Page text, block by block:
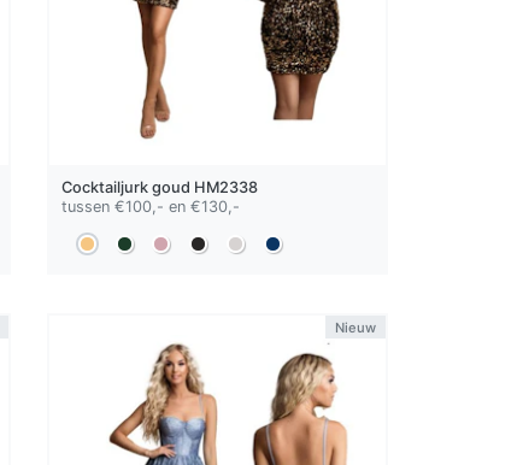
Cocktailjurkgoud HM2338
tussen €100,- en €130,-
Nieuw